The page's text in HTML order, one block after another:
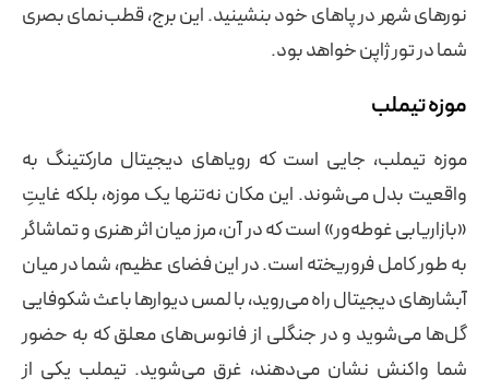
نورهای شهر در پاهای خود بنشینید. این برج، قطب‌نمای بصری
شما در تور ژاپن خواهد بود.
موزه تیملب
موزه تیملب، جایی است که رویاهای دیجیتال مارکتینگ به
واقعیت بدل می‌شوند. این مکان نه‌تنها یک موزه، بلکه غایتِ
«بازاریابی غوطه‌ور» است که در آن، مرز میان اثر هنری و تماشاگر
به طور کامل فروریخته است. در این فضای عظیم، شما در میان
آبشارهای دیجیتال راه می‌روید، با لمس دیوارها باعث شکوفایی
گل‌ها می‌شوید و در جنگلی از فانوس‌های معلق که به حضور
شما واکنش نشان می‌دهند، غرق می‌شوید. تیملب یکی از